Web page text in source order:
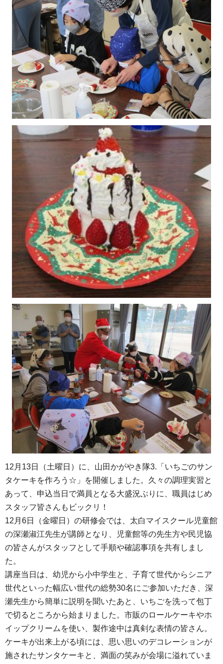
12月13日（土曜日）に、山田かがやき隊3.「いちごのサン
タケーキを作ろう☆」を開催しました。久々の調理実習と
あって、申込当日で満員となる大盛況ぶりに、職員はじめ
スタッフ皆さんもビックリ！
12月6日（金曜日）の研修会では、太白マイスクール児童館
の深瀬淑江先生が講師となり、児童館等の先生方や民児協
の皆さんがスタッフとして手順や確認事項を共有しまし
た。
講座当日は、幼児から小中学生と、子育て世代からシニア
世代といった幅広い世代の総勢30名にご参加いただき、深
瀬先生から簡単に説明を聞いたあと、いちごを洗って包丁
で切るところから始まりました。市販のロールケーキやホ
イップクリームを使い、製作途中は真剣な表情の皆さん。
ケーキが出来上がる頃には、思い思いのデコレーションが
施されたサンタケーキと、満面の笑みが会場に溢れていま